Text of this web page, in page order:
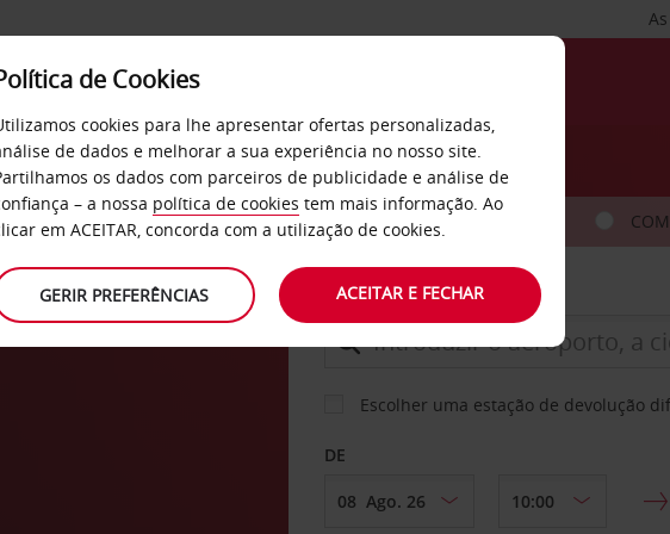
SERVIÇOS EMPRESAS
CARRO
LEVANTAR EM
Escolher uma estação de devolução
DE
de Cookies
cookies para lhe apresentar ofertas personalizadas,
de dados e melhorar a sua experiência no nosso site.
os dados com parceiros de publicidade e análise de
– a nossa política de cookies tem mais informação. Ao
em ACEITAR, concorda com a utilização de cookies.
GERIR PREFERÊNCIAS ACEITAR E FECHAR